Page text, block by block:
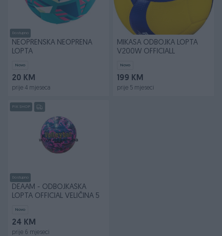
Dostupno
NEOPRENSKA NEOPRENA
LOPTA
Novo
20 KM
prije 4 mjeseca
MIKASA ODBOJKA LOPTA
V200W OFFICIALL
Novo
199 KM
prije 5 mjeseci
PIK SHOP
Dostupno
DEAAM - ODBOJKAŠKA
LOPTA OFFICIAL VELIČINA 5
Novo
24 KM
prije 6 mjeseci